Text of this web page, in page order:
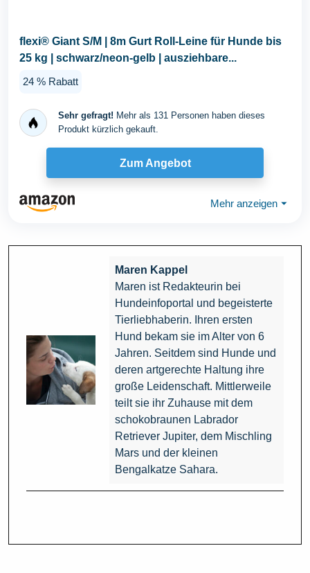
flexi® Giant S/M | 8m Gurt Roll-Leine für Hunde bis
25 kg | schwarz/neon-gelb | ausziehbare...
24 % Rabatt
Sehr gefragt! Mehr als 131 Personen haben dieses
Produkt kürzlich gekauft.
Zum Angebot
Mehr anzeigen ⏷
Maren Kappel
Maren ist Redakteurin bei
Hundeinfoportal und begeisterte
Tierliebhaberin. Ihren ersten
Hund bekam sie im Alter von 6
Jahren. Seitdem sind Hunde und
deren artgerechte Haltung ihre
große Leidenschaft. Mittlerweile
teilt sie ihr Zuhause mit dem
schokobraunen Labrador
Retriever Jupiter, dem Mischling
Mars und der kleinen
Bengalkatze Sahara.